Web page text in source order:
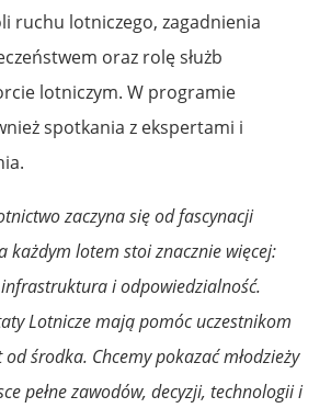
ruchu lotniczego, zagadnienia
oraz rolę służb
lotniczym. W programie
spotkania z ekspertami i
zaczyna się od fascynacji
każdym lotem stoi znacznie więcej:
i odpowiedzialność.
Lotnicze mają pomóc uczestnikom
środka. Chcemy pokazać młodzieży
pełne zawodów, decyzji, technologii i